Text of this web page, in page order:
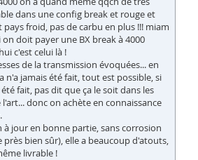
dans une config break et rouge et
froid, pas de carbu en plus !!! miam
on doit payer une BX break à 4000
c'est celui là !
de la transmission évoquées... en
n'a jamais été fait, tout est possible, si
été fait, pas dit que ça le soit dans les
l'art... donc on achète en connaissance
à jour en bonne partie, sans corrosion
près bien sûr), elle a beaucoup d'atouts,
livrable !